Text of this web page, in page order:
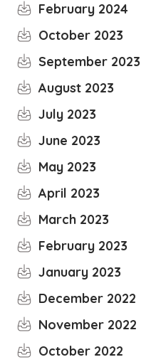
February 2024
October 2023
September 2023
August 2023
July 2023
June 2023
May 2023
April 2023
March 2023
February 2023
January 2023
December 2022
November 2022
October 2022